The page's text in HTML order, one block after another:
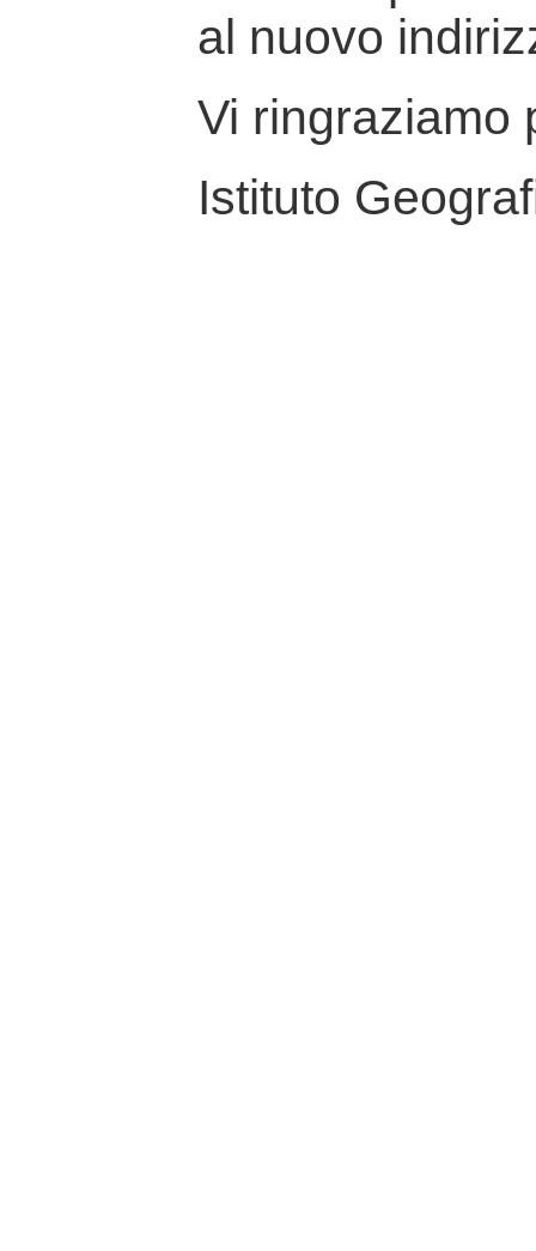
al nuovo
Vi ringraziamo
Istituto